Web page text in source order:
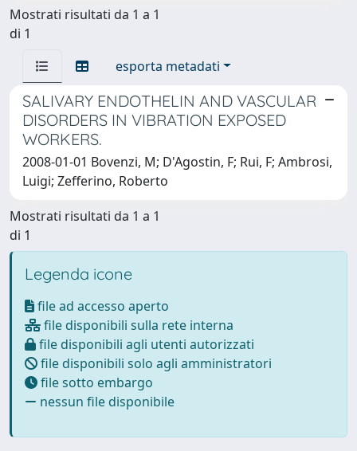
Mostrati risultati da 1 a 1
di 1
esporta metadati
SALIVARY ENDOTHELIN AND VASCULAR
DISORDERS IN VIBRATION EXPOSED
WORKERS.
2008-01-01 Bovenzi, M; D'Agostin, F; Rui, F; Ambrosi,
Luigi; Zefferino, Roberto
Mostrati risultati da 1 a 1
di 1
Legenda icone
file ad accesso aperto
file disponibili sulla rete interna
file disponibili agli utenti autorizzati
file disponibili solo agli amministratori
file sotto embargo
nessun file disponibile